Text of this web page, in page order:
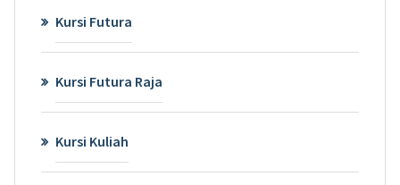
Kursi Futura
Kursi Futura Raja
Kursi Kuliah